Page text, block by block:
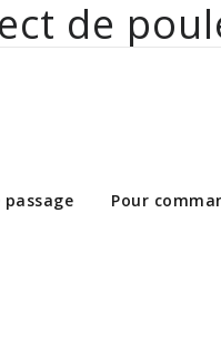
de
aux
passage Pour